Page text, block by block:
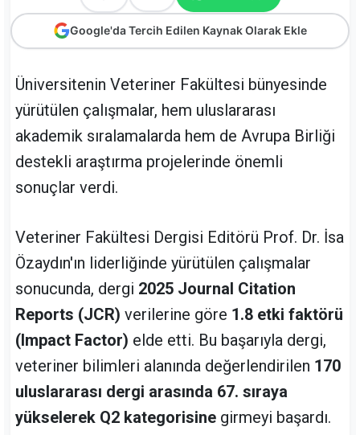
Google'da Tercih Edilen Kaynak Olarak Ekle
Üniversitenin Veteriner Fakültesi bünyesinde
yürütülen çalışmalar, hem uluslararası
akademik sıralamalarda hem de Avrupa Birliği
destekli araştırma projelerinde önemli
sonuçlar verdi.
Veteriner Fakültesi Dergisi Editörü Prof. Dr. İsa
Özaydın'ın liderliğinde yürütülen çalışmalar
sonucunda, dergi 2025 Journal Citation
Reports (JCR) verilerine göre 1.8 etki faktörü
(Impact Factor) elde etti. Bu başarıyla dergi,
veteriner bilimleri alanında değerlendirilen 170
uluslararası dergi arasında 67. sıraya
yükselerek Q2 kategorisine girmeyi başardı.